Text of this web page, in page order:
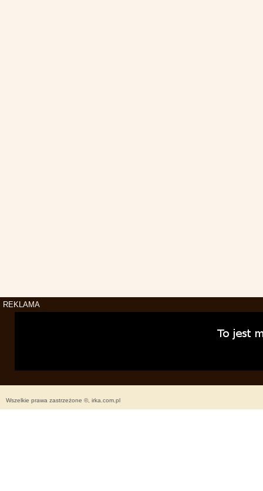
REKLAMA
Wszelkie prawa zastrzeżone ©, irka.com.pl